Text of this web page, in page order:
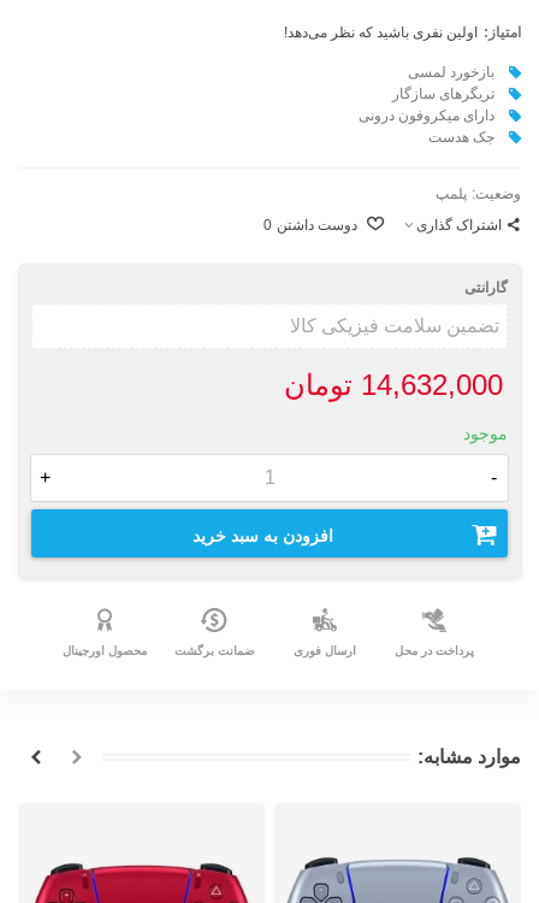
امتیاز: اولین نفری باشید که نظر می‌دهد!
بازخورد لمسی
تریگرهای سازگار
دارای میکروفون درونی
جک هدست
وضعیت: پلمپ
اشتراک گذاری
دوست داشتن 0
گارانتی
14,632,000 تومان
موجود
-
+
افزودن به سبد خرید
پرداخت در محل ارسال فوری ضمانت برگشت محصول اورجینال
موارد مشابه: